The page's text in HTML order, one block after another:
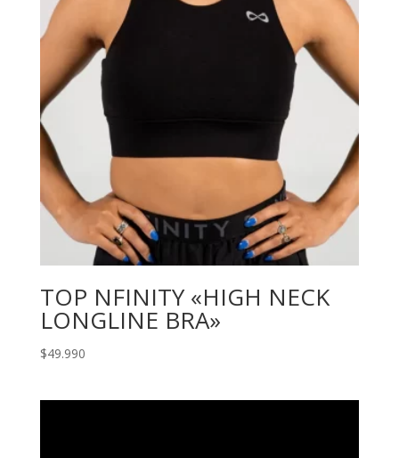
TOP NFINITY «HIGH NECK
LONGLINE BRA»
$49.990